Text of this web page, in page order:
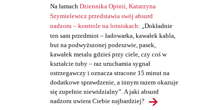
Na łamach Dziennika Opinii, Katarzyna
Szymielewicz przedstawia swój absurd
nadzoru – kontrole na lotniskach: „Dokładnie
ten sam przedmiot – ładowarka, kawałek kabla,
but na podwyższonej podeszwie, pasek,
kawałek metalu gdzieś przy ciele, czy coś w
kształcie tuby – raz uruchamia sygnał
ostrzegawczy i oznacza stracone 15 minut na
dodatkowe sprawdzenie, a innym razem okazuje
się zupełnie niewidzialny”. A jaki absurd
nadzoru uwiera Ciebie najbardziej?